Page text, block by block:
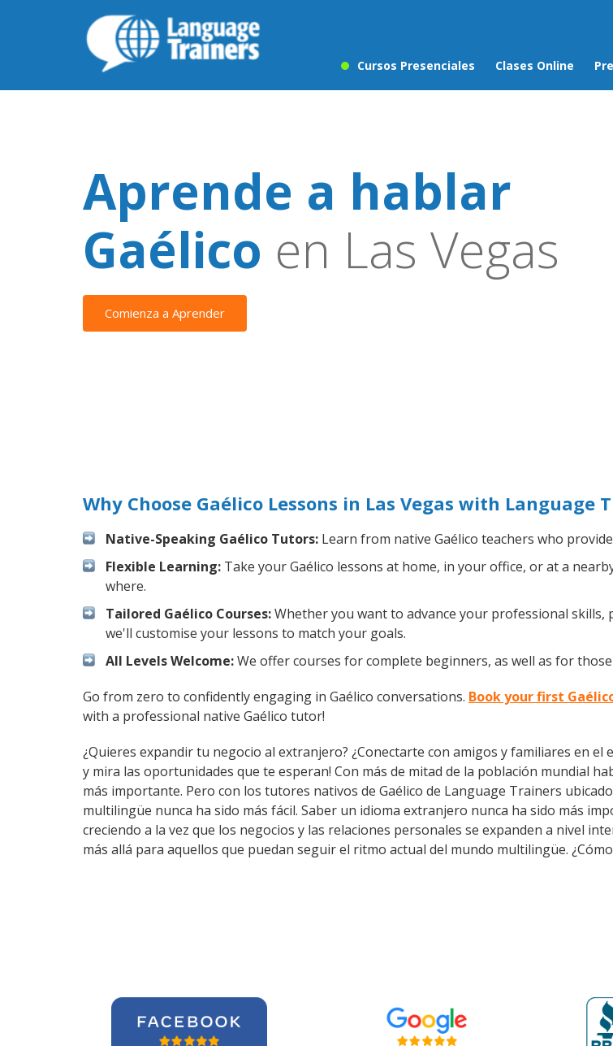
Cursos Presenciales Clases Online
Aprende a hablar
Gaélico en Las Vegas
Comienza a Aprender
Why Choose Gaélico Lessons in Las Vegas with Language
Native-Speaking Gaélico Tutors: Learn from native Gaélico teachers who
Flexible Learning: Take your Gaélico lessons at home, in your office, or at a
where.
Tailored Gaélico Courses:Whether you want to advance your professional
we'll customise your lessons to match your goals.
All Levels Welcome:We offer courses for complete beginners, as well as for
Go from zero to confidently engaging in Gaélico conversations. Book your first
with a professional native Gaélico tutor!
¿Quieres expandir tu negocio al extranjero? ¿Conectarte con amigos y familiares en el
y mira las oportunidades que te esperan! Con más de mitad de la población mundial
más importante. Pero con los tutores nativos de Gaélico de Language Trainers
multilingüe nunca ha sido más fácil. Saber un idioma extranjero nunca ha sido más
creciendo a la vez que los negocios y las relaciones personales se expanden a nivel
más allá para aquellos que puedan seguir el ritmo actual del mundo multilingüe.